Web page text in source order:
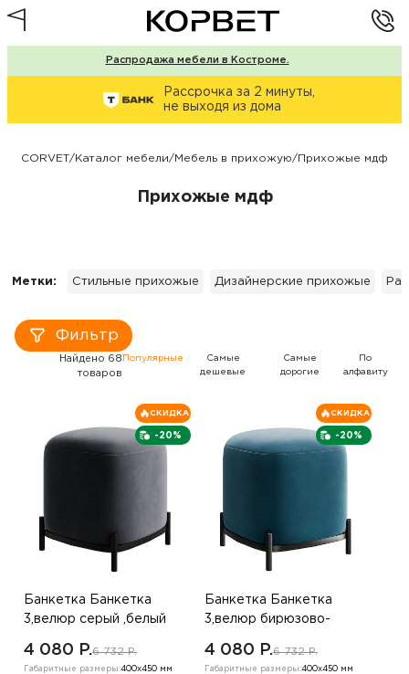
Распродажа мебели в Костроме.
Рассрочка за 2 минуты,
не выходя из дома
CORVET/Каталог мебели/Мебель в прихожую/Прихожые мдф
Прихожые мдф
Метки: Стильные прихожые Дизайнерские прихожые
Фильтр
Найдено 68
товаров
Популярные
Самые
дешевые
Самые
дорогие
По
алфавиту
-20%
СКИДКА
Банкетка Банкетка
3,велюр серый ,белый
4 080 P.6 732 P.
Габаритные размеры:400х450 мм
-20%
СКИДКА
Банкетка Банкетка
3,велюр бирюзово-
капучино
4 080 P.6 732 P.
Габаритные размеры:400х450 мм